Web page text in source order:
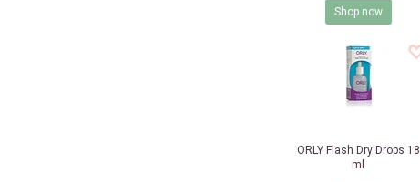
Shop now
ORLYFlash Dry Drops 18
ml